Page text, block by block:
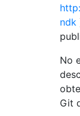
ndk
No
Git